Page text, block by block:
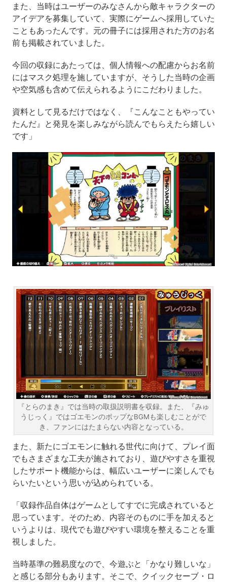
また、当時はユーザーのみなさんから敵キャラクターの
アイデアを募集していて、実際にゲームへ採用していた
こともあったんです。元の冊子には採用された方のお名
前も掲載されていました。
今回の収録にあたっては、個人情報への配慮からお名前
にはマスク処理を施していますが、そうした当時の企画
や空気感も含めて伝えられるようにこだわりました。
資料として見るだけではなく、『こんなこともやってい
たんだ』と発見を楽しみながら読んでもらえたら嬉しい
です」
『とらのまき』では当時の取扱説明書を収録。また、『みゅ
うじっく』ではゴエモンのポップなBGMも楽しむことがで
き、ファンにはたまらない内容となっている。
また、新たにゴエモンに触れる世代に向けて、プレイ面
でもさまざまな工夫が施されており、遊びやすさを重視
したサポート機能からは、幅広いユーザーに楽しんでも
らいたいという思いが込められている。
「収録作品自体はゲームとしてすでに完成されていると
思っています。そのため、内容そのものに手を加えると
いうよりは、現代でも遊びやすい環境を整えることを重
視しました。
当時基準の難易度なので、今遊ぶと「かなり難しいな」
と感じる部分もあります。そこで、クイックセーブ・ロ